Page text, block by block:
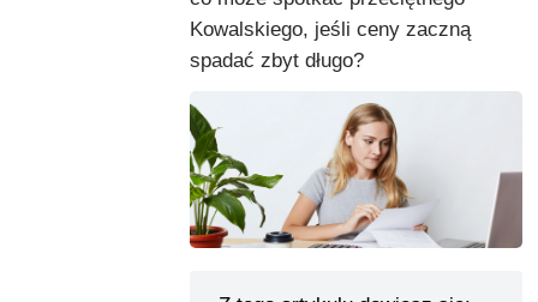
Kowalskiego, jeśli ceny zaczną
spadać zbyt długo?